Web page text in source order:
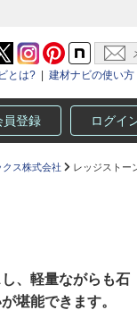
とは?
建材ナビの使い方
員登録 ログイ
ス株式会社 レッジストー
、軽量ながらも石
堪能できます。